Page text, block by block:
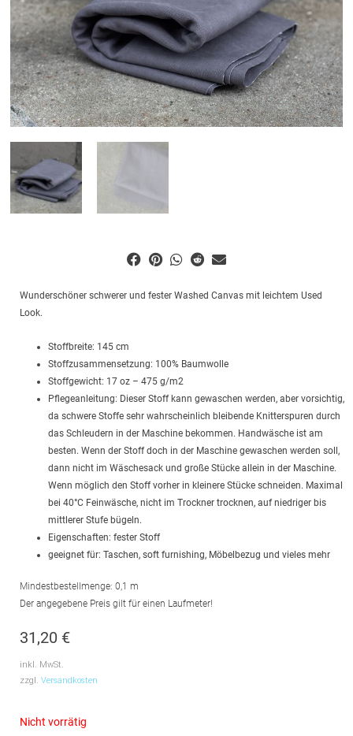
Wunderschöner schwerer und fester Washed Canvas mit leichtem Used
Look.
Stoffbreite: 145 cm
Stoffzusammensetzung: 100% Baumwolle
Stoffgewicht: 17 oz – 475 g/m2
Pflegeanleitung: Dieser Stoff kann gewaschen werden, aber vorsichtig,
da schwere Stoffe sehr wahrscheinlich bleibende Knitterspuren durch
das Schleudern in der Maschine bekommen. Handwäsche ist am
besten. Wenn der Stoff doch in der Maschine gewaschen werden soll,
dann nicht im Wäschesack und große Stücke allein in der Maschine.
Wenn möglich den Stoff vorher in kleinere Stücke schneiden. Maximal
bei 40°C Feinwäsche, nicht im Trockner trocknen, auf niedriger bis
mittlerer Stufe bügeln.
Eigenschaften: fester Stoff
geeignet für: Taschen, soft furnishing, Möbelbezug und vieles mehr
Mindestbestellmenge: 0,1 m
Der angegebene Preis gilt für einen Laufmeter!
31,20 €
inkl. MwSt.
zzgl. Versandkosten
Nicht vorrätig